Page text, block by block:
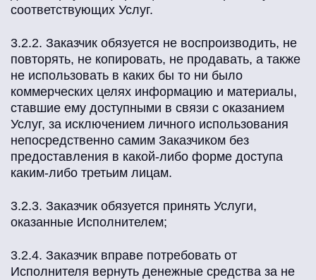
соответствующих Услуг.
3.2.2. Заказчик обязуется не воспроизводить, не
повторять, не копировать, не продавать, а также
не использовать в каких бы то ни было
коммерческих целях информацию и материалы,
ставшие ему доступными в связи с оказанием
Услуг, за исключением личного использования
непосредственно самим Заказчиком без
предоставления в какой-либо форме доступа
каким-либо третьим лицам.
3.2.3. Заказчик обязуется принять Услуги,
оказанные Исполнителем;
3.2.4. Заказчик вправе потребовать от
Исполнителя вернуть денежные средства за не